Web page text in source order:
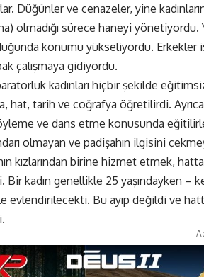
Düğünler ve cenazeler, yine
olmadığı sürece haneyi
konumu yükseliyordu. Erkekler
çalışmaya gidiyordu.
kadınları hiçbir şekilde
hat, tarih ve coğrafya öğretilirdi.
ve dans etme konusunda
olmayan ve padişahın ilgisini
kızlarından birine hizmet etmek,
Bir kadın genellikle 25 yaşındayken –
evlendirilecekti. Bu ayıp değildi ve
-